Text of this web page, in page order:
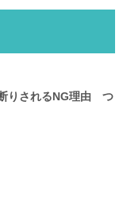
りされるNG理由 つ